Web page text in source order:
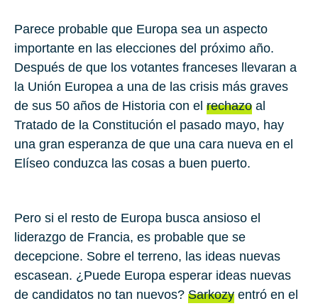
Parece probable que Europa sea un aspecto
importante en las elecciones del próximo año.
Después de que los votantes franceses llevaran a
la Unión Europea a una de las crisis más graves
de sus 50 años de Historia con el rechazo al
Tratado de la Constitución el pasado mayo, hay
una gran esperanza de que una cara nueva en el
Elíseo conduzca las cosas a buen puerto.
Pero si el resto de Europa busca ansioso el
liderazgo de Francia, es probable que se
decepcione. Sobre el terreno, las ideas nuevas
escasean. ¿Puede Europa esperar ideas nuevas
de candidatos no tan nuevos? Sarkozy entró en el